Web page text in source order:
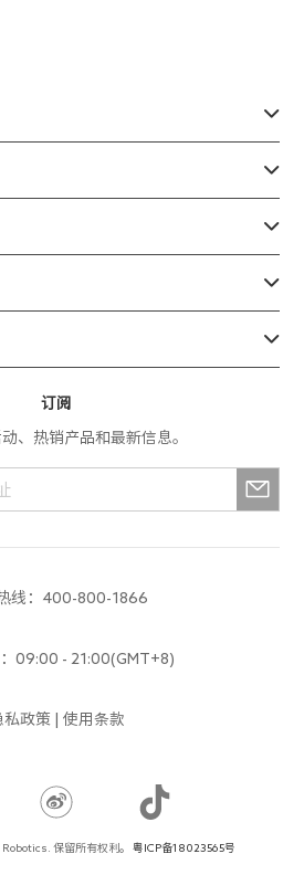





订阅
、热销产品和最新信息。
线：400-800-1866
09:00 - 21:00(GMT+8)
私政策 使用条款
保留所有权利。 粤ICP备18023565号